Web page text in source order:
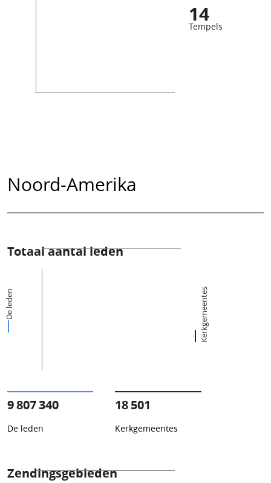
14
Tempels
Noord-Amerika
Totaal aantal leden
De leden Kerkgemeentes
9 807 340
De leden
18 501
Kerkgemeentes
Zendingsgebieden